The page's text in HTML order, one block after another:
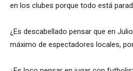
en los clubes porque todo está
¿Es descabellado pensar que en
máximo de espectadores locales,